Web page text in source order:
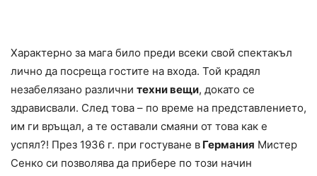
Характерно за магa било преди всеки свой спектакъл
лично да посреща гостите на входа. Той крадял
незабелязано различни техни вещи, докато се
здрависвали. След това – по време на представлението,
им ги връщал, а те оставали смаяни от това как е
успял?! През 1936 г. при гостуване в Германия Мистер
Сенко си позволява да прибере по този начин